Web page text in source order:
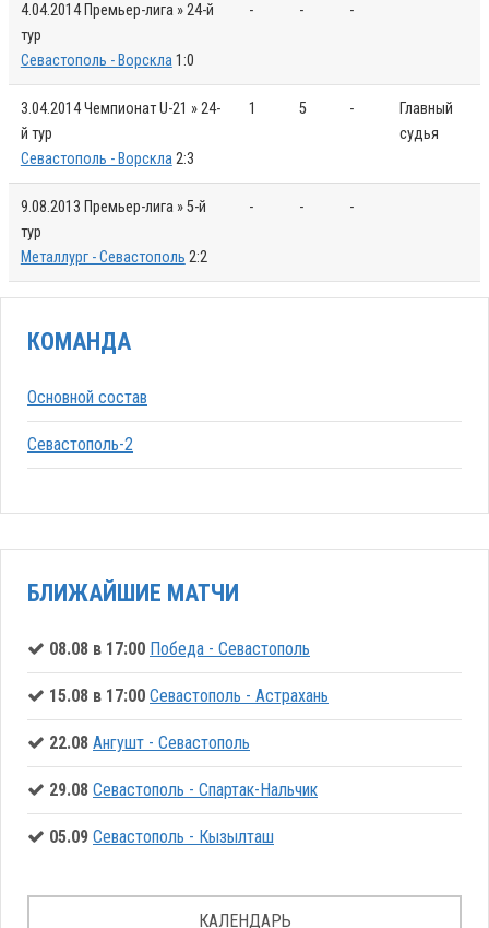
4.04.2014 Премьер-лига » 24-й
тур
Севастополь - Ворскла1:0
- - -
3.04.2014Чемпионат U-21 » 24-
й тур
Севастополь - Ворскла2:3
1 5 -
Главный
судья
9.08.2013 Премьер-лига » 5-й
тур
Металлург - Севастополь 2:2
- - -
КОМАНДА
Основной состав
Севастополь-2
БЛИЖАЙШИЕ МАТЧИ
08.08 в 17:00 Победа - Севастополь
15.08 в 17:00 Севастополь - Астрахань
22.08 Ангушт - Севастополь
29.08 Севастополь - Спартак-Нальчик
05.09 Севастополь - Кызылташ
КАЛЕНДАРЬ